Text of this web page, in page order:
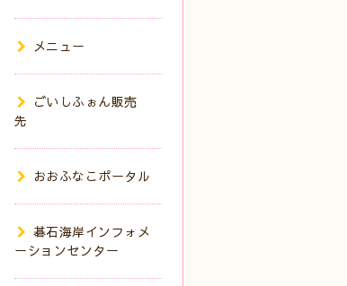
メニュー
ごいしふぉん販売
先
おおふなこポータル
碁石海岸インフォメ
ーションセンター